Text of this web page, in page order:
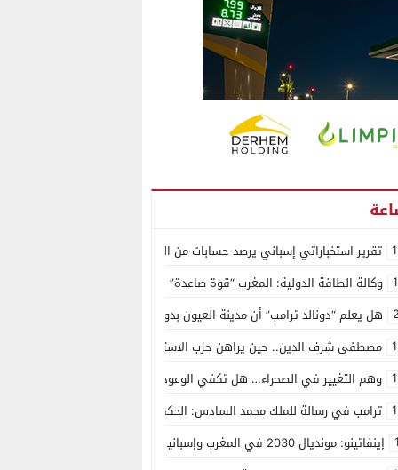
تقرير استخباراتي إسباني يرصد حسابات من الجزائر وأرقاما بـ”213+” ضمن حملة رقمية منظمة حرّضت على اقتحام سبتة
وكالة الطاقة الدولية: المغرب “قوة صاعدة” في سوق المعادن الاستراتيجية
هل يعلم “دونالد ترامب” أن مدينة العيون بدون ماء؟
مصطفى شرف الدين.. حين يراهن حزب الاستقلال على الكفاءة ويمنح الشباب
وهم التغيير في الصحراء… هل تكفي الوعود الفارغة لصناعة الواقع؟
ترامب في رسالة للملك محمد السادس: الحكم الذاتي هو الأساس الوحيد لحل
إينفاتينو: مونديال 2030 في المغرب وإسبانيا والبرتغال سيكون “الأجمل في التاريخ”